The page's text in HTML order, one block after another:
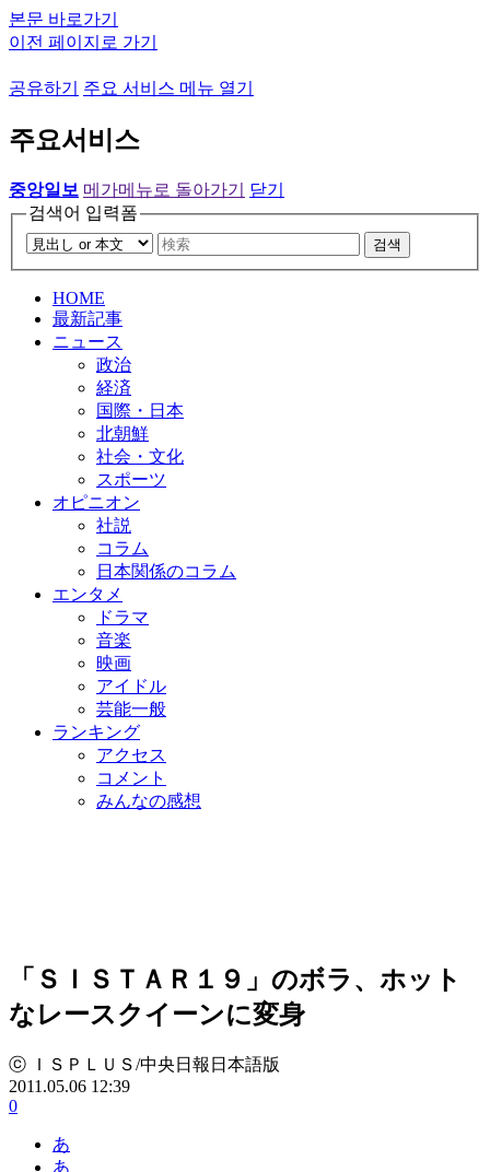
본문 바로가기
이전 페이지로 가기
공유하기 주요 서비스 메뉴 열기
주요서비스
중앙일보 메가메뉴로 돌아가기
닫기
검색어 입력폼
검색
HOME
最新記事
ニュース
政治
経済
国際・日本
北朝鮮
社会・文化
スポーツ
オピニオン
社説
コラム
日本関係のコラム
エンタメ
ドラマ
音楽
映画
アイドル
芸能一般
ランキング
アクセス
コメント
みんなの感想
「ＳＩＳＴＡＲ１９」のボラ、ホット
なレースクイーンに変身
ⓒ ＩＳＰＬＵＳ/中央日報日本語版
2011.05.06 12:39
0
あ
あ